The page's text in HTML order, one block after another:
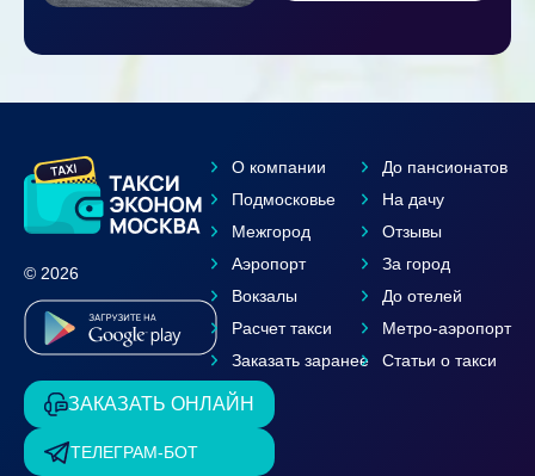
© 2026
О компании
Подмосковье
Межгород
Аэропорт
Вокзалы
Расчет такси
Заказать заранее
До пансионатов
На дачу
Отзывы
За город
До отелей
Метро-аэропорт
Статьи о такси
ЗАКАЗАТЬ ОНЛАЙН
ТЕЛЕГРАМ-БОТ